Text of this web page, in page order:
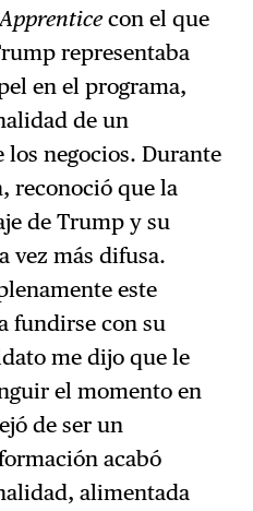
con el que
representaba
en el programa,
de un
los negocios. Durante
reconoció que la
de Trump y su
vez más difusa.
este
fundirse con su
me dijo que le
el momento en
de ser un
acabó
alimentada